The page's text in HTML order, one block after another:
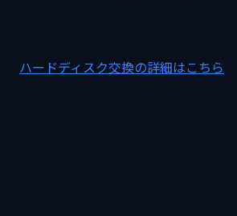
ハードディスク交換の詳細はこちら